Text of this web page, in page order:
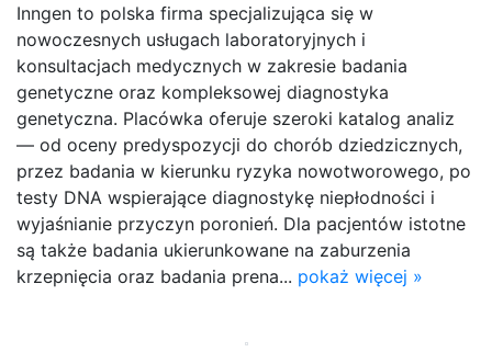
Inngen to polska firma specjalizująca się w
nowoczesnych usługach laboratoryjnych i
konsultacjach medycznych w zakresie badania
genetyczne oraz kompleksowej diagnostyka
genetyczna​. Placówka oferuje szeroki katalog analiz
— od oceny predyspozycji do chorób dziedzicznych,
przez badania w kierunku ryzyka nowotworowego, po
testy DNA​ wspierające diagnostykę niepłodności i
wyjaśnianie przyczyn poronień. Dla pacjentów istotne
są także badania ukierunkowane na zaburzenia
krzepnięcia oraz badania prena... pokaż więcej »